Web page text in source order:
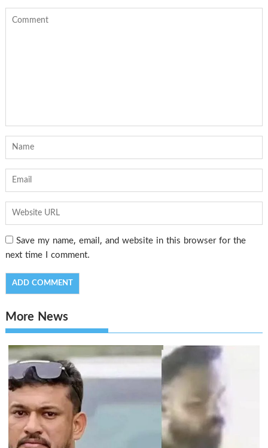
Save my name, email, and website in this browser for the
next time I comment.
More News